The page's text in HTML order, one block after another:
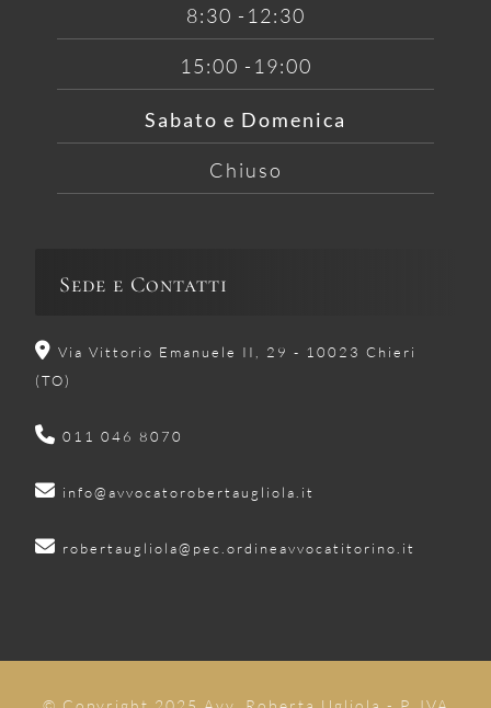
8:30 -12:30
15:00 -19:00
Sabato e Domenica
Chiuso
Sede e Contatti
Via Vittorio Emanuele II, 29 - 10023 Chieri
(TO)
011 046 8070
info@avvocatorobertaugliola.it
robertaugliola@pec.ordineavvocatitorino.it